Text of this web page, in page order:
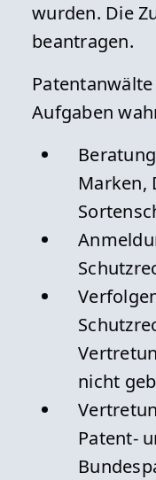
wurden. Die
beantragen.
Aufgaben
Marken,
nicht
Patent-